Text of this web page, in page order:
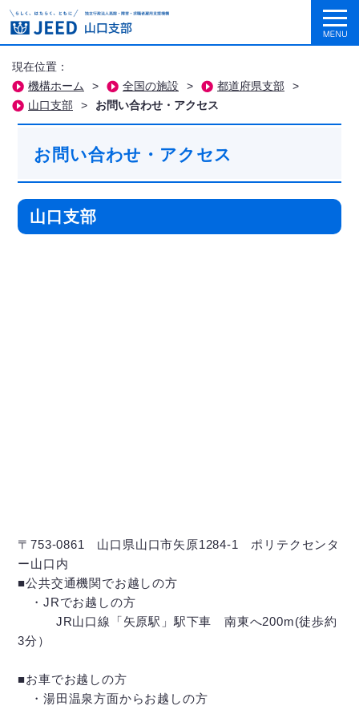
現在位置：
機構ホーム
> 全国の施設 > 都道府県支部
>
山口支部
> お問い合わせ・アクセス
お問い合わせ・アクセス
山口支部
〒753-0861 山口県山口市矢原1284-1 ポリテクセンタ
ー山口内
■公共交通機関でお越しの方
・JRでお越しの方
JR山口線「矢原駅」駅下車 南東へ200m(徒歩約
3分）
■お車でお越しの方
・湯田温泉方面からお越しの方